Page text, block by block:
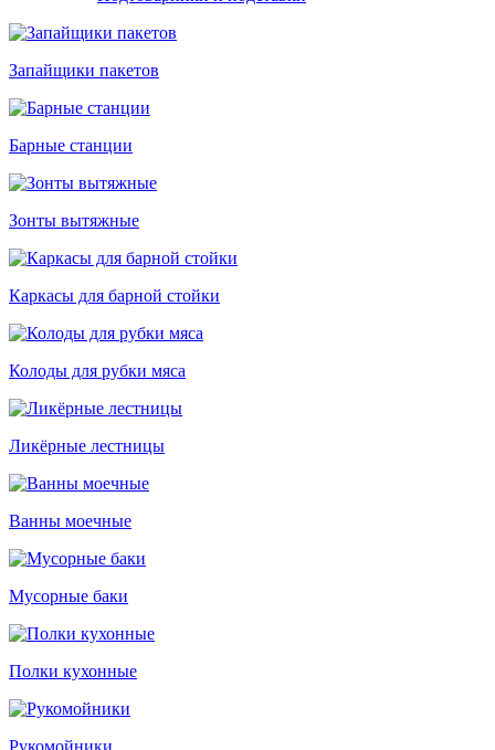
Запайщики пакетов
Барные станции
Зонты вытяжные
Каркасы для барной стойки
Колоды для рубки мяса
Ликёрные лестницы
Ванны моечные
Мусорные баки
Полки кухонные
Рукомойники